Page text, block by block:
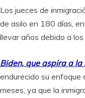
Los jueces de
de asilo en 180 días,
llevar años debido a
Biden, que aspira a la
endurecido su enfoque
meses, ya que la